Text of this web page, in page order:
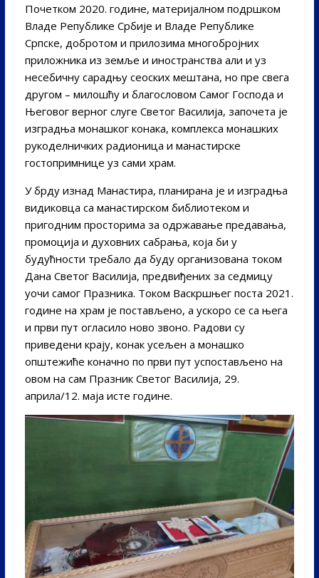
Почетком 2020. године, материјалном подршком
Владе Републике Србије и Владе Републике
Српске, добротом и прилозима многобројних
приложника из земље и иностранства али и уз
несебичну сарадњу сеоских мештана, но пре свега
другом – милошћу и благословом Самог Господа и
Његовог верног слуге Светог Василија, започета је
изградња монашког конака, комплекса монашких
рукоделничких радионица и манастирске
гостопримнице уз сами храм.
У брду изнад Манастира, планирана је и изградња
видиковца са манастирском библиотеком и
пригодним просторима за одржавање предавања,
промоција и духовних сабрања, која би у
будућности требало да буду организована током
Дана Светог Василија, предвиђених за седмицу
уочи самог Празника. Током Васкршњег поста 2021.
године на храм је постављено, а ускоро се са њега
и први пут огласило ново звоно. Радови су
приведени крају, конак усељен а монашко
општежиће коначно по први пут успостављено на
овом на сам Празник Светог Василија, 29.
априла/12. маја исте године.